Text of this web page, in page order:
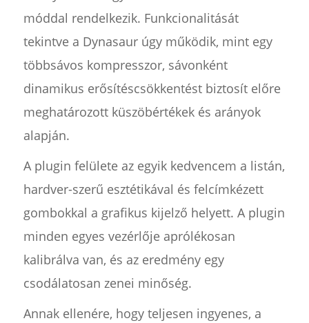
móddal rendelkezik. Funkcionalitását
tekintve a Dynasaur úgy működik, mint egy
többsávos kompresszor, sávonként
dinamikus erősítéscsökkentést biztosít előre
meghatározott küszöbértékek és arányok
alapján.
A plugin felülete az egyik kedvencem a listán,
hardver-szerű esztétikával és felcímkézett
gombokkal a grafikus kijelző helyett. A plugin
minden egyes vezérlője aprólékosan
kalibrálva van, és az eredmény egy
csodálatosan zenei minőség.
Annak ellenére, hogy teljesen ingyenes, a